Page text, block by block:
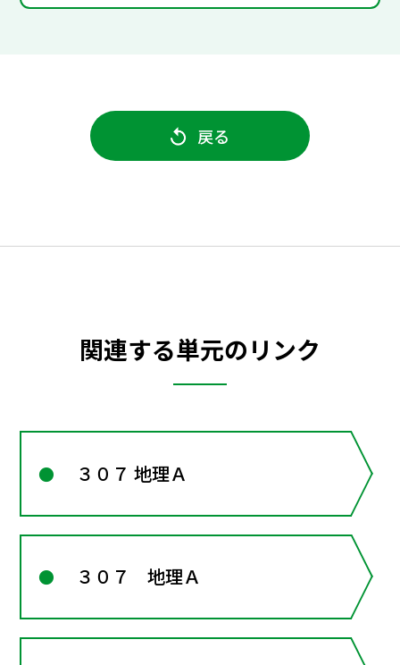
戻る
関連する単元のリンク
３０７ 地理Ａ
３０７ 地理Ａ